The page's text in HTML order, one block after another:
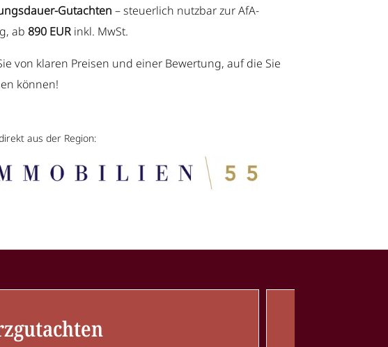
Gutachten – steuerlich nutzbar zur AfA-
ab 890 EUR inkl. MwSt.
von klaren Preisen und einer Bewertung, auf die Sie
können!
aus der Region: